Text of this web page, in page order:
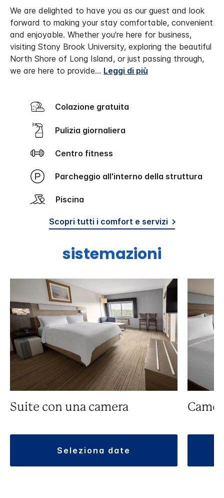
We are delighted to have you as our guest and look
forward to making your stay comfortable, convenient
and enjoyable. Whether you're here for business,
visiting Stony Brook University, exploring the beautiful
North Shore of Long Island, or just passing through,
we are here to provide... Leggi di più
Colazione gratuita
Pulizia giornaliera
Centro fitness
Parcheggio all'interno della struttura
Piscina
Scopri tutti i comfort e servizi
sistemazioni
Suite con una camera
seleziona date